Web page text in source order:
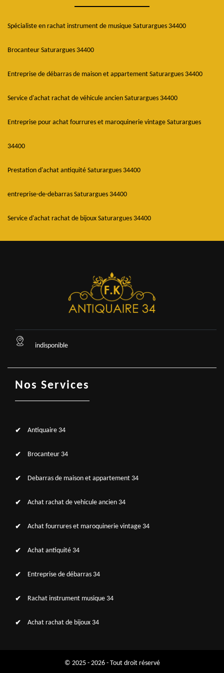
Spécialiste en rachat instrument de musique Saturargues 34400
Brocanteur Saturargues 34400
Entreprise de débarras de maison et appartement Saturargues 34400
Service d'achat rachat de véhicule ancien Saturargues 34400
Entreprise pour achat fourrures et maroquinerie vintage Saturargues
34400
Prestation d'achat antiquité Saturargues 34400
entreprise-de-debarras Saturargues 34400
Service d'achat rachat de bijoux Saturargues 34400
indisponible
Nos Services
Antiquaire 34
Brocanteur 34
Debarras de maison et appartement 34
Achat rachat de vehicule ancien 34
Achat fourrures et maroquinerie vintage 34
Achat antiquité 34
Entreprise de débarras 34
Rachat instrument musique 34
Achat rachat de bijoux 34
© 2025 - 2026 - Tout droit réservé